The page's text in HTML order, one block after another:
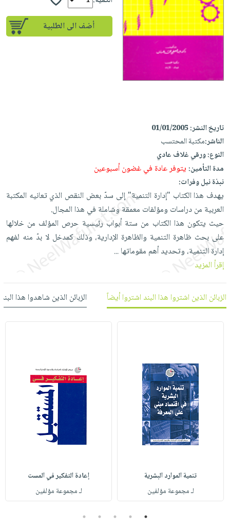
إختياراتنا
كتب
أكاديمية
صندوق
القراءة
iKitab
بلا
يتكرر
على
Android
تحميل
iKitab
على
أسئلة
يتكرر
طرحها
تحميل
على
masmu3
على
Apple
المواضيع
الأكثر
تعليمية
تعليمية
الصحة
الشخصية
جديد
العناية
الشخصية
العناية
وتصفيف
الشعر
العناية
بالجسم
العناية
بالأسنان
الحمية
والتغذية
والسفرة
جديد
الكل
أواني
الطهي
أدوات
الخبز
المائدة
أدوات
المطبخ
متجر
الهدايا
أقسام
الأكثر
مبيعاً
العودة
للمدارس
اكسسوارات
كتب
اكسسوارات
ملابس
مطرزات
حقائب
حلي
عناية
بالذات
أطفال
مناسبات
شحن
مجاني
بنود
مختارة
اشتراكات
كل
الاشتراكات
iKitab
حدود
عن
الشركة
سياسة
فيديوهات
أسئلة
يتكرر
حسابك
التسوق
أضف الى الطلبية
تاريخ النشر:01/01/2005
الناشر:مكتبة المحتسب
النوع:ورقي غلاف عادي
مدة التأمين:يتوفر عادة في غضون أسبوعين
نبذة نيل وفرات:
يهدف هذا الكتاب "إدارة التنمية" إلى سدّ بعض النقص الذي تعانيه المكتبة
العربية من دراسات ومؤلفات معمقة وشاملة في هذا المجال.
حيث يتكون هذا الكتاب من ستة أبواب رئيسية حرص المؤلف من خلالها
على بحث ظاهرة التنمية والظاهرة الإدارية، وذلك كمدخل لا بدّ منه لفهم
إدارة التنمية، وتحديد أهم مقوماتها...
إقرأ المزيد
الزبائن الذين اشتروا هذا البند اشتروا أيضاً الزبائن الذين شاهدوا هذا
تنمية الموارد البشرية
لـ مجموعة مؤلفين
إعادة التفكير في المست
لـ مجموعة مؤلفين
1
2
3
4
5